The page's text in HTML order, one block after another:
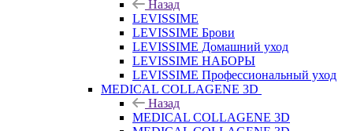
Назад
LEVISSIME
LEVISSIME Брови
LEVISSIME Домашний уход
LEVISSIME НАБОРЫ
LEVISSIME Профессиональный уход
MEDICAL COLLAGENE 3D
Назад
MEDICAL COLLAGENE 3D